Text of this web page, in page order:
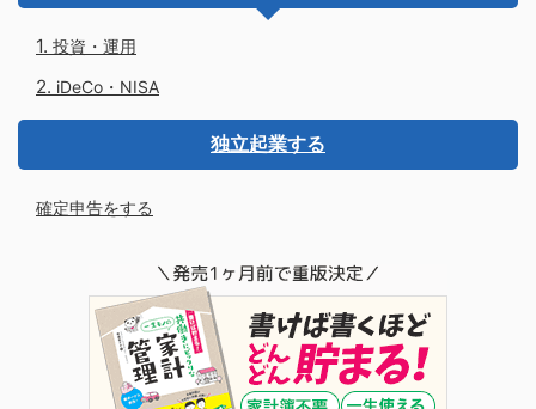
投資・運用
iDeCo・NISA
独立起業する
確定申告をする